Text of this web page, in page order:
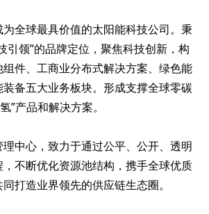
全球最具价值的太阳能科技公司。秉
引领”的品牌定位，聚焦科技创新，构
件、工商业分布式解决方案、绿色能
备五大业务板块。形成支撑全球零碳
”产品和解决方案。
中心，致力于通过公平、公开、透明
不断优化资源池结构，携手全球优质
打造业界领先的供应链生态圈。